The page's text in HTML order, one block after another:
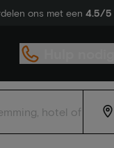
ons met een 4.5/5